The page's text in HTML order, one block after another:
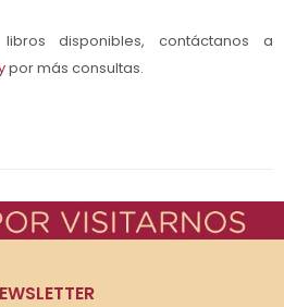
disponibles, contáctanos a
por más consultas.